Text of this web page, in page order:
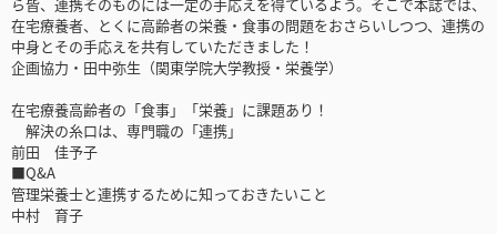
在宅療養者、とくに高齢者の栄養・食事の問題をおさらいしつつ、連携の
中身とその手応えを共有していただきました！
企画協力・田中弥生（関東学院大学教授・栄養学）
在宅療養高齢者の「食事」「栄養」に課題あり！
解決の糸口は、専門職の「連携」
前田 佳予子
■Q&A
管理栄養士と連携するために知っておきたいこと
中村 育子